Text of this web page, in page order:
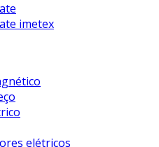
imetex
elétricos